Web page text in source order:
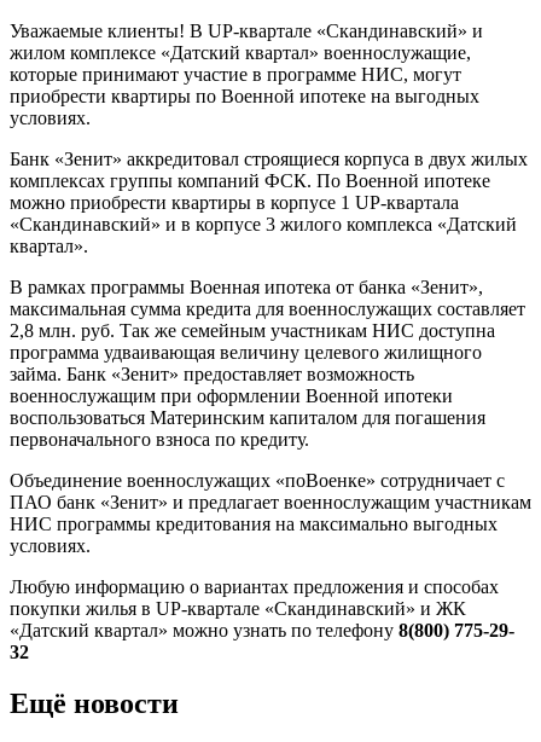
Уважаемые клиенты! В UP-квартале «Скандинавский» и
жилом комплексе «Датский квартал» военнослужащие,
которые принимают участие в программе НИС, могут
приобрести квартиры по Военной ипотеке на выгодных
условиях.
Банк «Зенит» аккредитовал строящиеся корпуса в двух жилых
комплексах группы компаний ФСК. По Военной ипотеке
можно приобрести квартиры в корпусе 1 UP-квартала
«Скандинавский» и в корпусе 3 жилого комплекса «Датский
квартал».
В рамках программы Военная ипотека от банка «Зенит»,
максимальная сумма кредита для военнослужащих составляет
2,8 млн. руб. Так же семейным участникам НИС доступна
программа удваивающая величину целевого жилищного
займа. Банк «Зенит» предоставляет возможность
военнослужащим при оформлении Военной ипотеки
воспользоваться Материнским капиталом для погашения
первоначального взноса по кредиту.
Объединение военнослужащих «поВоенке» сотрудничает с
ПАО банк «Зенит» и предлагает военнослужащим участникам
НИС программы кредитования на максимально выгодных
условиях.
Любую информацию о вариантах предложения и способах
покупки жилья в UP-квартале «Скандинавский» и ЖК
«Датский квартал» можно узнать по телефону 8(800) 775-29-
32
Ещё новости